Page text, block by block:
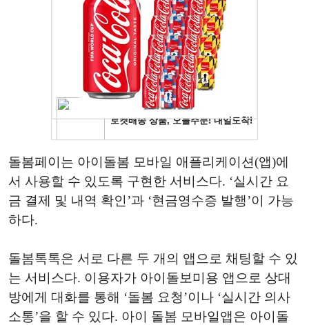
돌봄페이는 아이돌봄 모바일 애플리케이션(앱)에
서 사용할 수 있도록 구현한 서비스다. ‘실시간 요
금 결제 및 내역 확인’과 ‘현금영수증 발행’이 가능
하다.
돌봄톡톡은 서로 다른 두 개의 앱으로 채팅할 수 있
는 서비스다. 이용자가 아이돌보미용 앱으로 상대
방에게 대화를 통해 ‘돌봄 요청’이나 ‘실시간 의사
소통’을 할 수 있다. 아이 돌봄 모바일앱은 아이돌